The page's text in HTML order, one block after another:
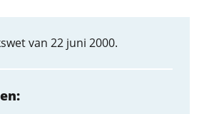
van 22 juni 2000.